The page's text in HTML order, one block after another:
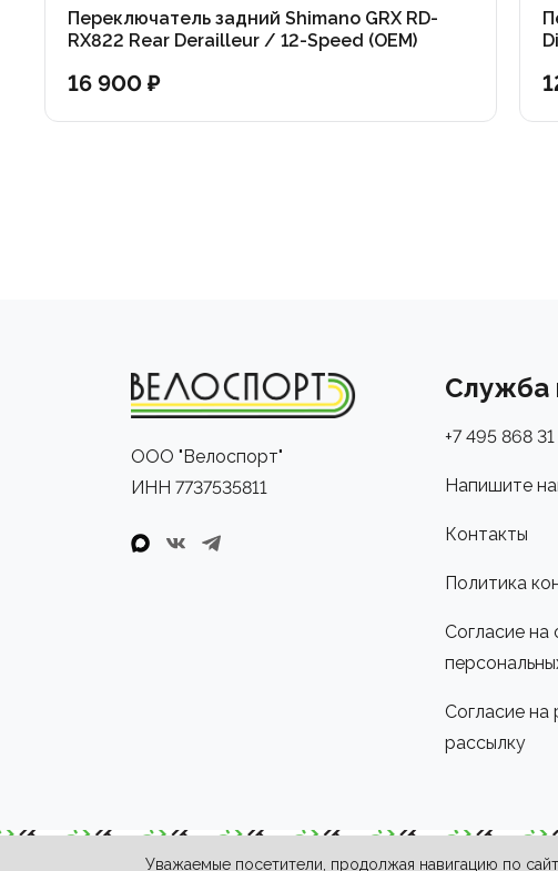
Переключатель задний Shimano GRX RD-
RX822 Rear Derailleur / 12-Speed (OEM)
16 900 ₽
ООО "Велоспорт"
ИНН 7737535811
Служба
+7 495 868 31
Напишите
Контакты
Политика
Согласие на
Согласие на
рассылку
Уважаемые посетители, продолжая навигацию по